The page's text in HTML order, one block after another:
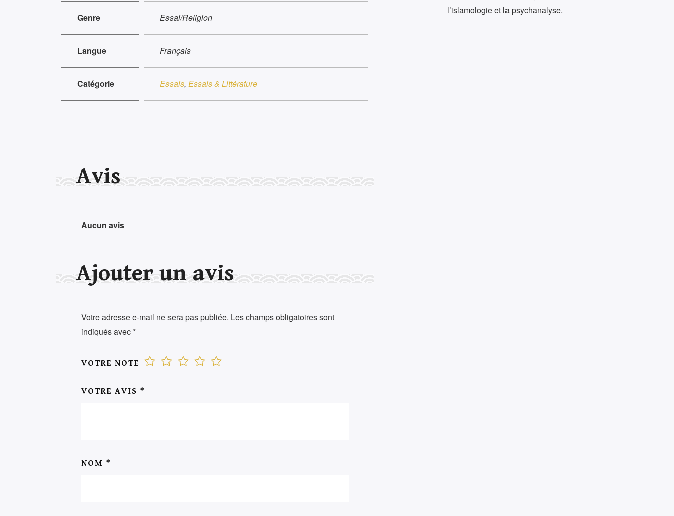
Genre Essai/Religion
Langue Français
Catégorie Essais, Essais & Littérature
Avis
Aucun avis
Ajouter un avis
Votre adresse e-mail ne sera pas publiée. Les champs obligatoires sont
indiqués avec*
VOTRE NOTE
VOTRE AVIS *
NOM *
l’islamologie et la psychanalyse.